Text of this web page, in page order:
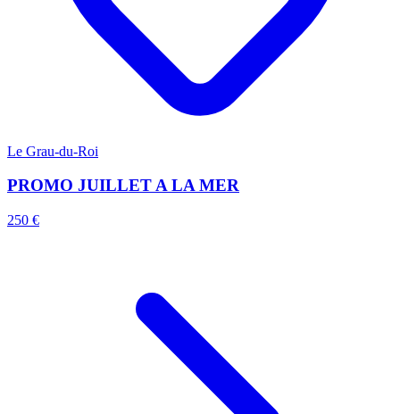
Le Grau-du-Roi
PROMO JUILLET A LA MER
250 €